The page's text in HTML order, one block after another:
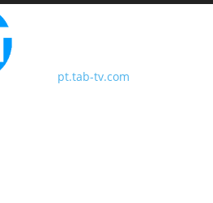
pt.tab-tv.com